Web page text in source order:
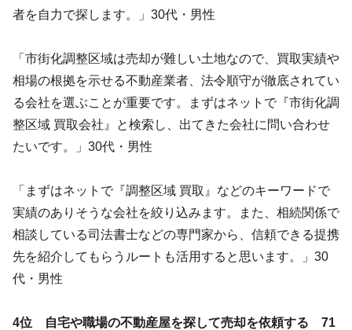
者を自力で探します。」30代・男性
「市街化調整区域は売却が難しい土地なので、買取実績や
相場の根拠を示せる不動産業者、法令順守が徹底されてい
る会社を選ぶことが重要です。まずはネットで『市街化調
整区域 買取会社』と検索し、出てきた会社に問い合わせ
たいです。」30代・男性
「まずはネットで『調整区域 買取』などのキーワードで
実績のありそうな会社を絞り込みます。また、相続関係で
相談している司法書士などの専門家から、信頼できる提携
先を紹介してもらうルートも活用すると思います。」30
代・男性
4位 自宅や職場の不動産屋を探して売却を依頼する 71